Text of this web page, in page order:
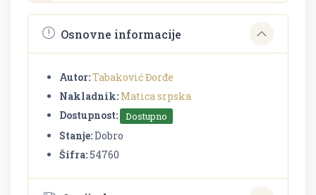
Osnovne informacije
Autor:Tabaković Đorđe
Nakladnik: Matica srpska
Dostupnost:
Dostupno
Stanje:Dobro
Šifra:54760